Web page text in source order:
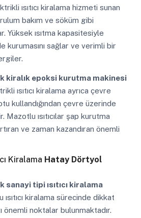
ısıtıcı kiralama hizmeti sunan
bakım ve söküm gibi
Yüksek ısıtma kapasitesiyle
kurumasını sağlar ve verimli bir
kiralık epoksi kurutma makinesi
ısıtıcı kiralama ayrıca çevre
kullandığından çevre üzerinde
ısıtıcılar şap kurutma
ve zaman kazandıran önemli
Kiralama Hatay Dörtyol
sanayi tipi ısıtıcı kiralama
ısıtıcı kiralama sürecinde dikkat
önemli noktalar bulunmaktadır.